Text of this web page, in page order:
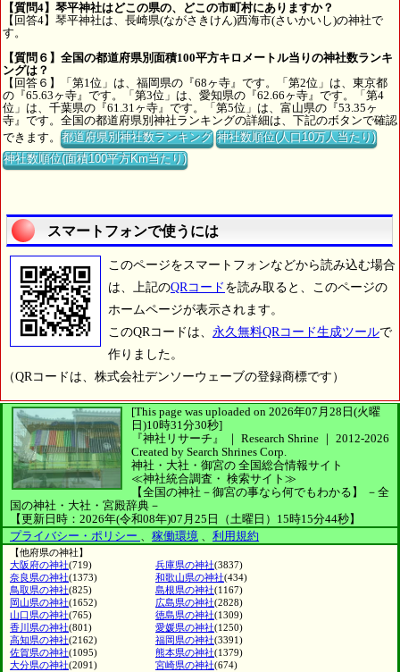
【質問4】琴平神社はどこの県の、どこの市町村にありますか？
【回答4】琴平神社は、長崎県(ながさきけん)西海市(さいかいし)の神社で
す。
【質問６】全国の都道府県別面積100平方キロメートル当りの神社数ランキ
ングは？
【回答６】「第1位」は、福岡県の『68ヶ寺』です。「第2位」は、東京都
の『65.63ヶ寺』です。「第3位」は、愛知県の『62.66ヶ寺』です。「第4
位」は、千葉県の『61.31ヶ寺』です。「第5位」は、富山県の『53.35ヶ
寺』です。全国の都道府県別神社ランキングの詳細は、下記のボタンで確認
できます。都道府県別神社数ランキング 神社数順位(人口10万人当たり)
神社数順位(面積100平方Km当たり)
スマートフォンで使うには
このページをスマートフォンなどから読み込む場合
は、上記のQRコード を読み取ると、このページの
ホームページが表示されます。
このQRコードは、 永久無料QRコード生成ツールで
作りました。
（QRコードは、株式会社デンソーウェーブの登録商標です）
[This page was uploaded on 2026年07月28日(火曜
日)10時31分30秒]
『神社リサーチ』 ｜ Research Shrine ｜ 2012-2026
Created by Search Shrines Corp.
神社・大社・御宮の 全国総合情報サイト
≪神社統合調査・ 検索サイト≫
【全国の神社－御宮の事なら何でもわかる】
－全
国の神社・大社・宮殿辞典－
【更新日時：2026年(令和08年)07月25日（土曜日）15時15分44秒】
プライバシー・ポリシー 、 稼働環境 、 利用規約
【他府県の神社】
大阪府の神社(719) 兵庫県の神社(3837)
奈良県の神社(1373) 和歌山県の神社(434)
鳥取県の神社(825) 島根県の神社(1167)
岡山県の神社(1652) 広島県の神社(2828)
山口県の神社(765) 徳島県の神社(1309)
香川県の神社(801) 愛媛県の神社(1250)
高知県の神社(2162) 福岡県の神社(3391)
佐賀県の神社(1095) 熊本県の神社(1379)
大分県の神社(2091) 宮崎県の神社(674)